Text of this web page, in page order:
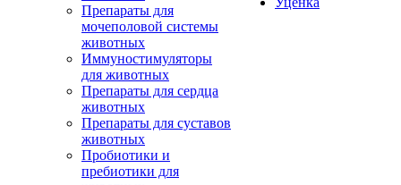
Препараты для
мочеполовой системы
животных
Иммуностимуляторы
для животных
Препараты для сердца
животных
Препараты для суставов
животных
Пробиотики и
пребиотики для